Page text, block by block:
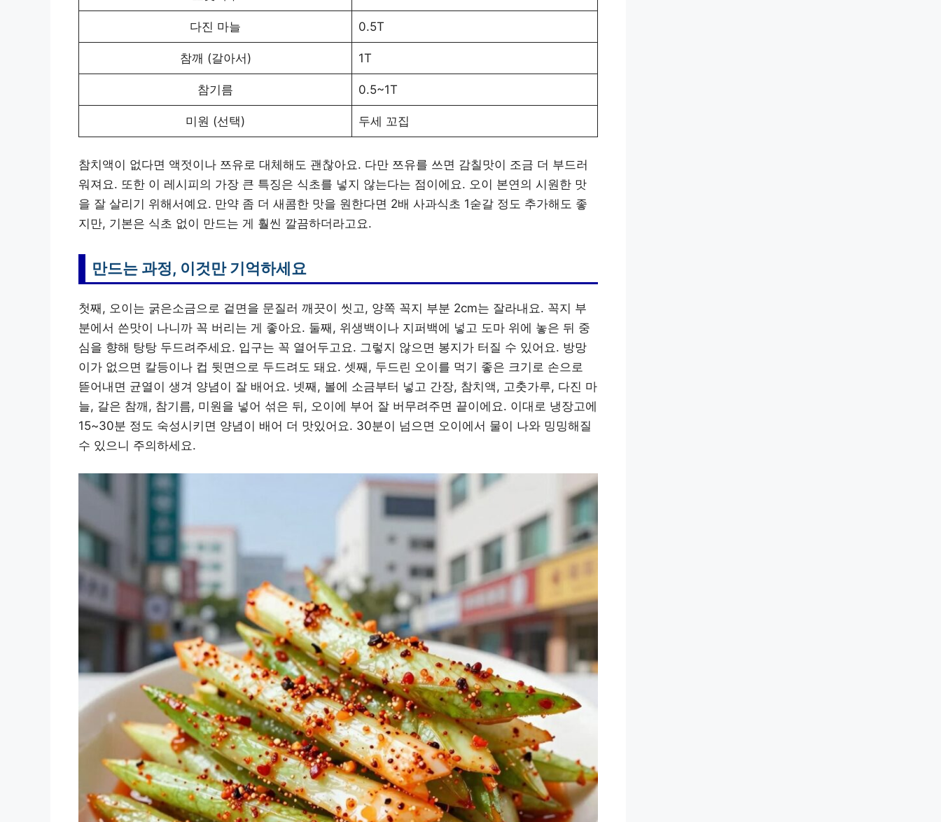
다진 마늘 0.5T
참깨 (갈아서) 1T
참기름 0.5~1T
미원 (선택) 두세 꼬집
참치액이 없다면 액젓이나 쯔유로 대체해도 괜찮아요. 다만 쯔유를 쓰면 감칠맛이 조금 더 부드러
워져요. 또한 이 레시피의 가장 큰 특징은 식초를 넣지 않는다는 점이에요. 오이 본연의 시원한 맛
을 잘 살리기 위해서예요. 만약 좀 더 새콤한 맛을 원한다면 2배 사과식초 1숟갈 정도 추가해도 좋
지만, 기본은 식초 없이 만드는 게 훨씬 깔끔하더라고요.
만드는 과정, 이것만 기억하세요
첫째, 오이는 굵은소금으로 겉면을 문질러 깨끗이 씻고, 양쪽 꼭지 부분 2cm는 잘라내요. 꼭지 부
분에서 쓴맛이 나니까 꼭 버리는 게 좋아요. 둘째, 위생백이나 지퍼백에 넣고 도마 위에 놓은 뒤 중
심을 향해 탕탕 두드려주세요. 입구는 꼭 열어두고요. 그렇지 않으면 봉지가 터질 수 있어요. 방망
이가 없으면 칼등이나 컵 뒷면으로 두드려도 돼요. 셋째, 두드린 오이를 먹기 좋은 크기로 손으로
뜯어내면 균열이 생겨 양념이 잘 배어요. 넷째, 볼에 소금부터 넣고 간장, 참치액, 고춧가루, 다진 마
늘, 갈은 참깨, 참기름, 미원을 넣어 섞은 뒤, 오이에 부어 잘 버무려주면 끝이에요. 이대로 냉장고에
15~30분 정도 숙성시키면 양념이 배어 더 맛있어요. 30분이 넘으면 오이에서 물이 나와 밍밍해질
수 있으니 주의하세요.